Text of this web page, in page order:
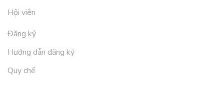
Hội viên
Đăng ký
Hướng dẫn đăng ký
Quy chế